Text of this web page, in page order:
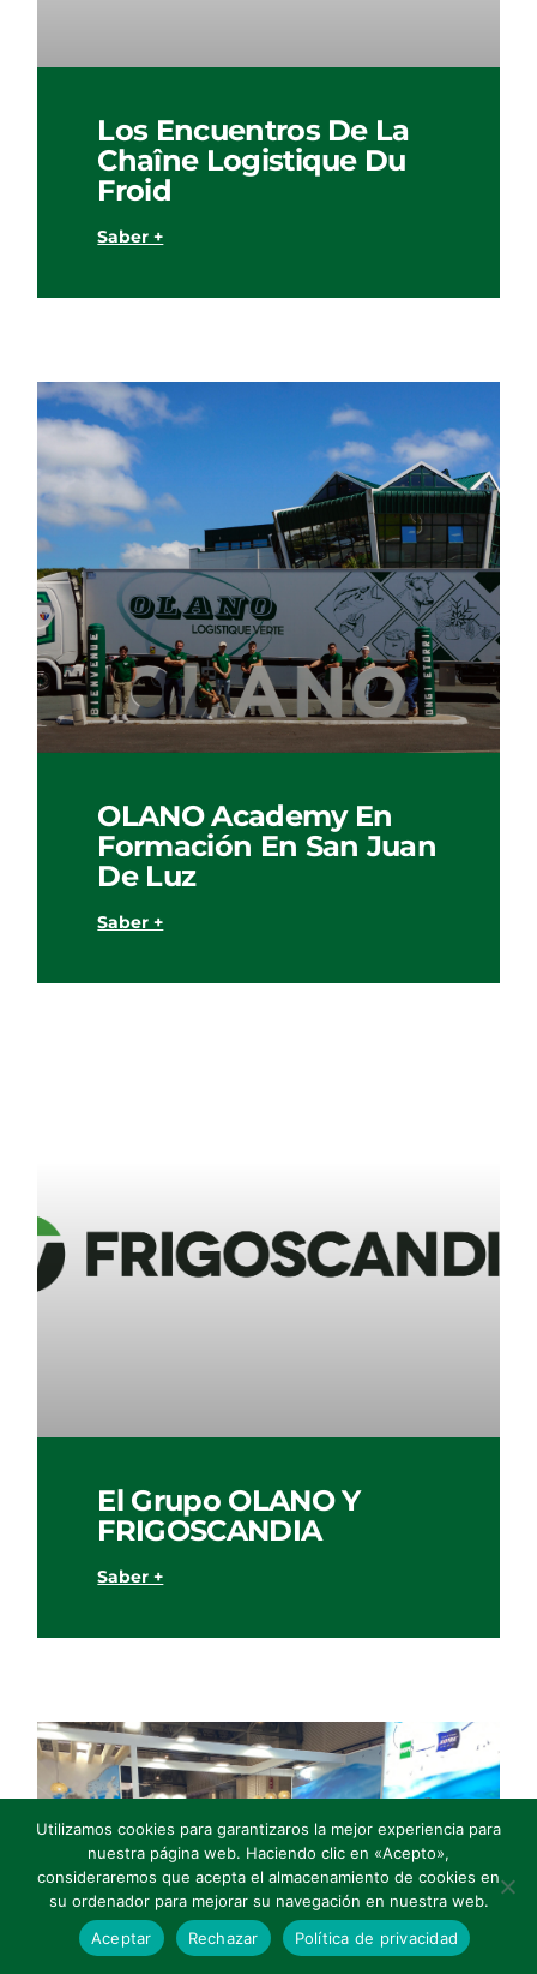
Los Encuentros De La
Chaîne Logistique Du
Froid
Saber +
OLANO Academy En
Formación En San Juan
De Luz
Saber +
El Grupo OLANO Y
FRIGOSCANDIA
Saber +
Utilizamos cookies para garantizaros la mejor experiencia para
nuestra página web. Haciendo clic en «Acepto»,
consideraremos que acepta el almacenamiento de cookies en
su ordenador para mejorar su navegación en nuestra web.
Aceptar
Rechazar Política de privacidad